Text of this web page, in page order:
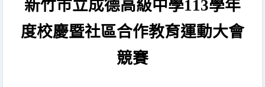
新竹市立成德高級中學113學年
度校慶暨社區合作教育運動大會
競賽